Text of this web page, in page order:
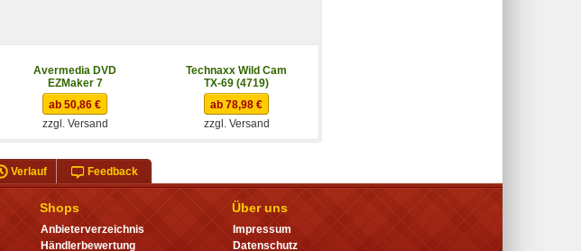
Avermedia DVD
EZMaker 7
Technaxx Wild Cam
TX-69 (4719)
ab 50,86 €
zzgl. Versand
ab 78,98 €
zzgl. Versand
Verlauf Feedback
Shops
Anbieterverzeichnis
Händlerbewertung
Über uns
Impressum
Datenschutz